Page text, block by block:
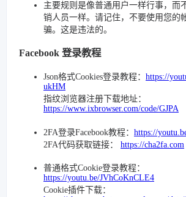
主要规则是像普通用户一样行事，而
销人员一样。请记住，不要使用您的
骗。这是违法的。
Facebook 登录教程
Json格式Cookies登录教程： https://
ukHM
指纹浏览器注册下载地址：
https://www.ixbrowser.com/code/GJPA
2FA登录Facebook教程： https://
2FA代码获取链接： https://cha2fa.com
普通格式Cookie登录教程：
https://youtu.be/JVhCoKnCLE4
Cookie插件下载：